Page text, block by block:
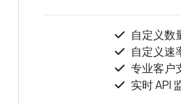
自定义数
自定义速
专业客户
实时 API
关于 摩托车VIN解码器 API 的解答
您好！关于 摩托车VIN解码器
都可以问我 — 端点、价格、